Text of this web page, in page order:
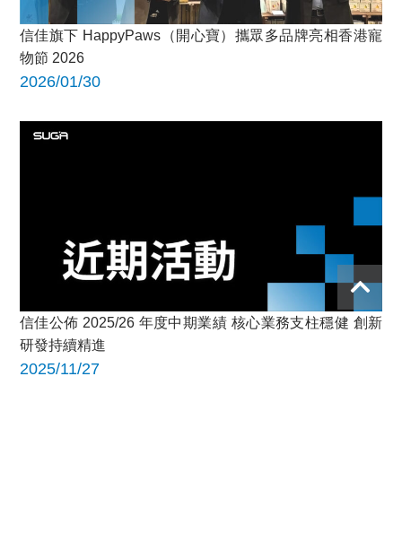
信佳旗下 HappyPaws（開心寶）攜眾多品牌亮相香港寵
物節 2026
2026/01/30
信佳公佈 2025/26 年度中期業績 核心業務支柱穩健 創新
研發持續精進
2025/11/27